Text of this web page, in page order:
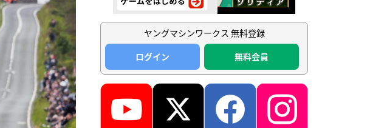
ヤングマシンワークス 無料登録
ログイン
無料会員